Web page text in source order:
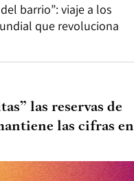
barrio”: viaje a los
que revoluciona
las reservas de
las cifras en